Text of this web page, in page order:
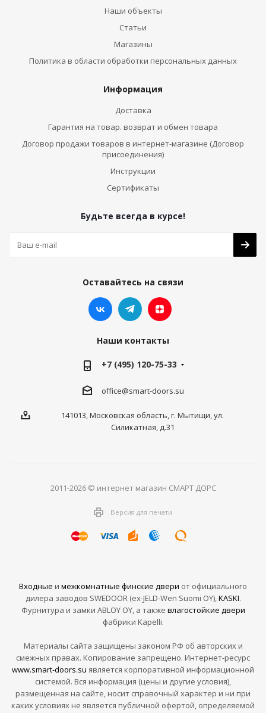
Наши объекты
Статьи
Магазины
Политика в области обработки персональных данных
Информация
Доставка
Гарантия на товар. возврат и обмен товара
Договор продажи товаров в интернет-магазине (Договор
присоединения)
Инструкции
Сертификаты
Будьте всегда в курсе!
Оставайтесь на связи
Наши контакты
+7 (495) 120-75-33
office@smart-doors.su
141013, Московская область, г. Мытищи, ул.
Силикатная, д.31
2011-2026 © интернет магазин СМАРТ ДОРС
Версия для печати
Входные и межкомнатные финские двери от официального
дилера заводов SWEDOOR (ex-JELD-Wen Suomi OY),KASKI.
Фурнитура и замки ABLOY OY, а также влагостойкие двери
фабрики Kapelli.
Материалы сайта защищены законом РФ об авторских и
смежных правах. Копирование запрещено. Интернет-ресурс
www.smart-doors.su является корпоративной информационной
системой. Вся информация (цены и другие условия),
размещенная на сайте, носит справочный характер и ни при
каких условиях не является публичной офертой, определяемой